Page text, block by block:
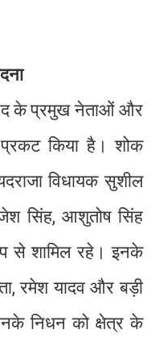
के प्रमुख नेताओं और
प्रकट किया है। शोक
विधायक सुशील
सिंह, आशुतोष सिंह
से शामिल रहे। इनके
रमेश यादव और बड़ी
निधन को क्षेत्र के